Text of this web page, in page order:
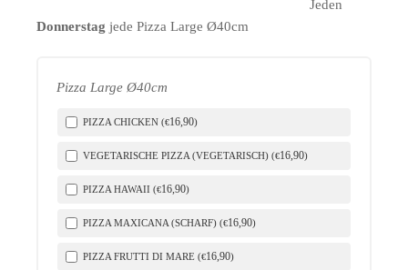
Jeden
Donnerstag jede Pizza Large Ø40cm
Pizza Large Ø40cm
PIZZA CHICKEN (€16,90)
VEGETARISCHE PIZZA (VEGETARISCH) (€16,90)
PIZZA HAWAII (€16,90)
PIZZA MAXICANA (SCHARF) (€16,90)
PIZZA FRUTTI DI MARE (€16,90)